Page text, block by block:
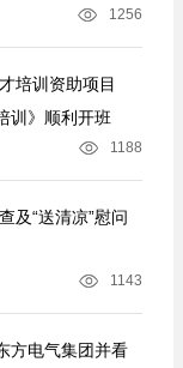
1256
培训资助项目
训》顺利开班
1188
及“送清凉”慰问
1143
方电气集团并看